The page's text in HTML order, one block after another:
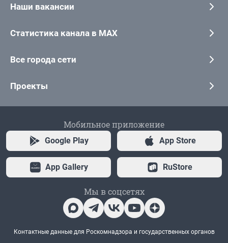
Наши вакансии
Статистика канала в MAX
Все города сети
Проекты
Мобильное приложение
Google Play App Store
App Gallery RuStore
Мы в соцсетях
Контактные данные для Роскомнадзора и государственных органов